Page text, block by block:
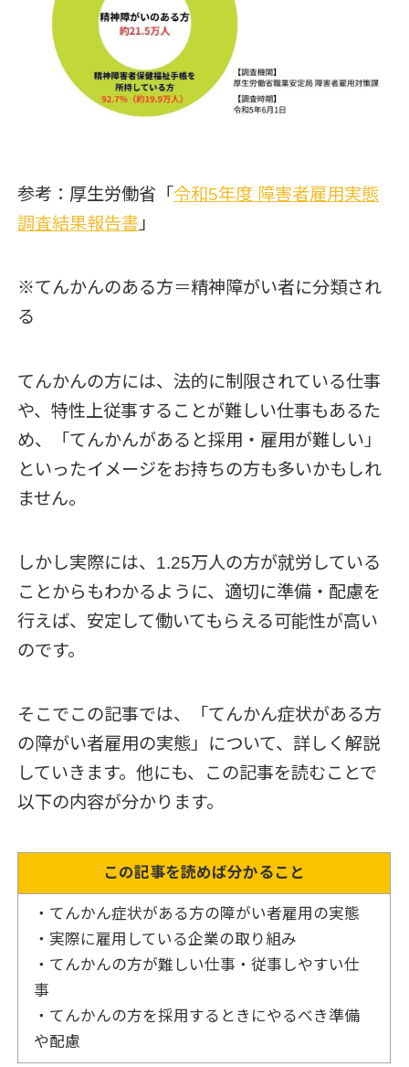
参考：厚生労働省「 令和5年度 障害者雇用実態
調査結果報告書 」
※てんかんのある方＝精神障がい者に分類され
る
てんかんの方には、法的に制限されている仕事
や、特性上従事することが難しい仕事もあるた
め、「てんかんがあると採用・雇用が難しい」
といったイメージをお持ちの方も多いかもしれ
ません。
しかし実際には、1.25万人の方が就労している
ことからもわかるように、適切に準備・配慮を
行えば、安定して働いてもらえる可能性が高い
のです。
そこでこの記事では、「てんかん症状がある方
の障がい者雇用の実態」について、詳しく解説
していきます。他にも、この記事を読むことで
以下の内容が分かります。
この記事を読めば分かること
・てんかん症状がある方の障がい者雇用の実態
・実際に雇用している企業の取り組み
・てんかんの方が難しい仕事・従事しやすい仕
事
・てんかんの方を採用するときにやるべき準備
や配慮